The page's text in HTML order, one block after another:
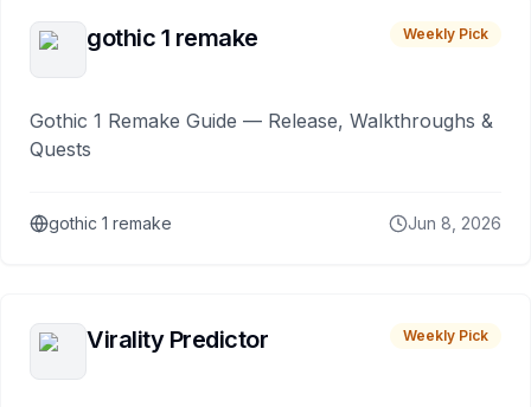
gothic 1 remake Weekly Pick
Gothic 1 Remake Guide — Release, Walkthroughs &
Quests
gothic 1 remake Jun 8, 2026
Virality Predictor Weekly Pick